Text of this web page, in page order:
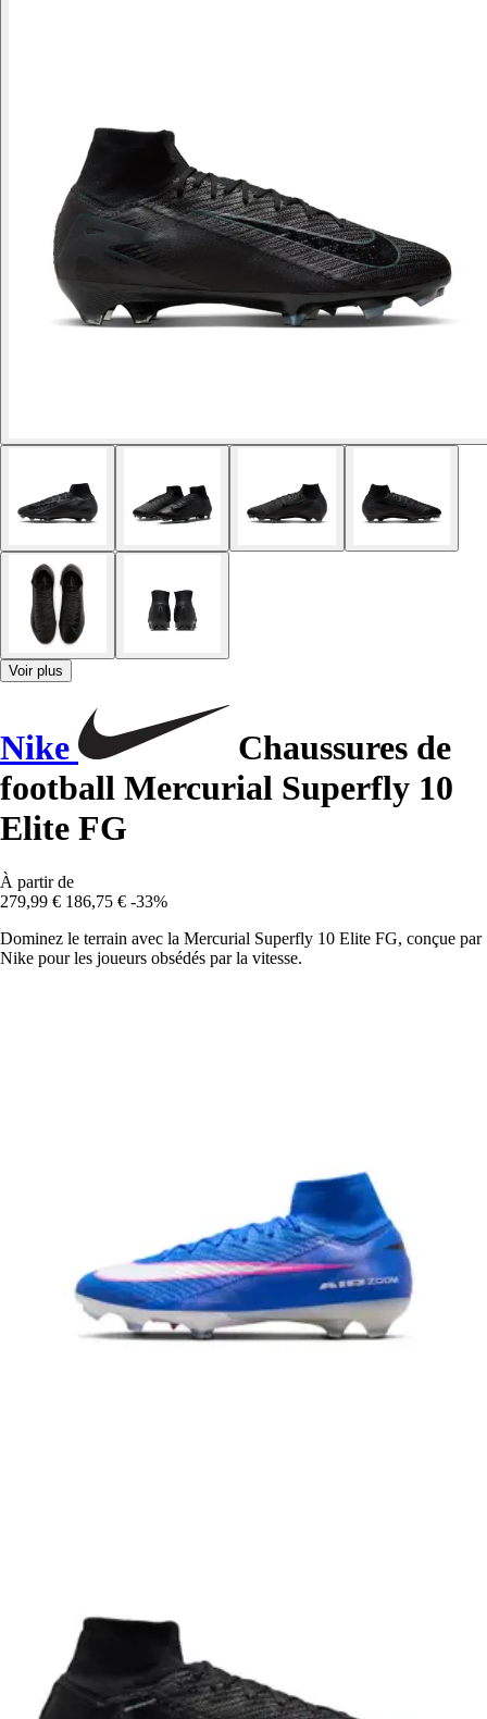
Voir plus
Nike
Chaussures de
football Mercurial Superfly 10
Elite FG
À partir de
279,99 € 186,75 € -33%
Dominez le terrain avec la Mercurial Superfly 10 Elite FG, conçue par
Nike pour les joueurs obsédés par la vitesse.